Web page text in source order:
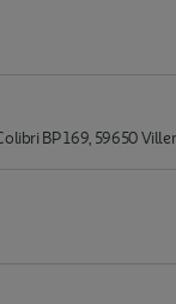
BP 169, 59650